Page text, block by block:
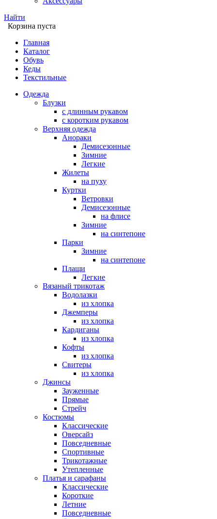
Найти
Корзина пуста
Главная
Каталог
Обувь
Кеды
Текстильные
Одежда
Блузки
с длинным рукавом
с коротким рукавом
Верхняя одежда
Анораки
Демисезонные
Зимние
Легкие
Жилеты
на пуху
Куртки
Ветровки
Демисезонные
на флисе
Зимние
на синтепоне
Парки
Зимние
на синтепоне
Плащи
Легкие
Вязаный трикотаж
Водолазки
из хлопка
Джемперы
из хлопка
Кардиганы
из хлопка
Кофты
из хлопка
Свитеры
из хлопка
Джинсы
Зауженные
Прямые
Стрейч
Костюмы
Классические
Оверсайз
Повседневные
Спортивные
Трикотажные
Утепленные
Платья и сарафаны
Классические
Короткие
Летние
Повседневные